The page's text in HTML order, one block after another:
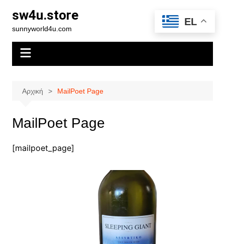
περιεχόμενο
sw4u.store
sunnyworld4u.com
Αρχική MailPoet Page
MailPoet Page
[mailpoet_page]
EL